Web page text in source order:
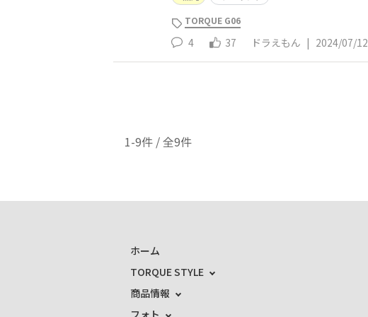
TORQUE G06
4 37 ドラえもん | 2024/07/12
1-9件 / 全9件
ホーム
TORQUE STYLE
商品情報